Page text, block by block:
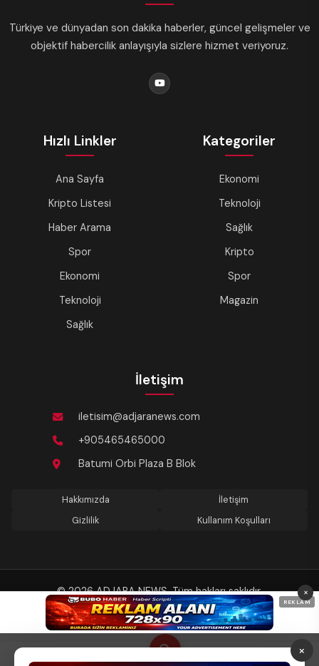
Türkiye ve dünyadan son dakika haberler, güncel gelişmeler ve
objektif habercilik anlayışıyla sizlere hizmet veriyoruz.
Hızlı Linkler
Ana Sayfa
Kripto Listesi
Haber Arama
Spor
Ekonomi
Teknoloji
Sağlık
Kategoriler
Ekonomi
Teknoloji
Sağlık
Kripto
Spor
Magazin
İletişim
iletisim@adjaranews.com
+905465465000
Batumi Orbi Plaza B Blok
Hakkımızda
İletişim
Gizlilik
Kullanım Koşulları
© 2026 ADJARA NEWS. Tüm hakları saklıdır.
Son güncelleme: 06.08.2026 15:04
REKLAM
×
×